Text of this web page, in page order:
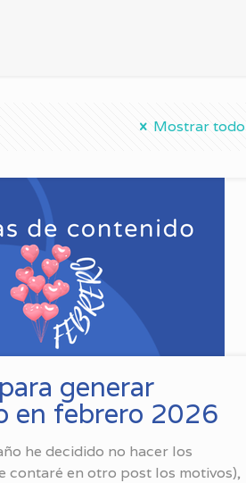
Mostrar todo
generar
en febrero 2026
he decidido no hacer los
contaré en otro post los motivos),